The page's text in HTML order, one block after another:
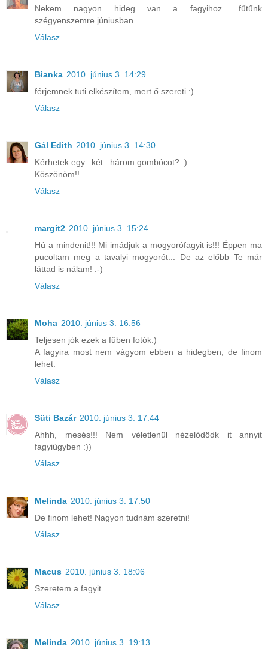
Nekem nagyon hideg van a fagyihoz.. fűtűnk
szégyenszemre júniusban...
Válasz
Bianka 2010. június 3. 14:29
férjemnek tuti elkészítem, mert ő szereti :)
Válasz
Gál Edith 2010. június 3. 14:30
Kérhetek egy...két...három gombócot? :)
Köszönöm!!
Válasz
margit2 2010. június 3. 15:24
Hú a mindenit!!! Mi imádjuk a mogyorófagyit is!!! Éppen ma
pucoltam meg a tavalyi mogyorót... De az előbb Te már
láttad is nálam! :-)
Válasz
Moha 2010. június 3. 16:56
Teljesen jók ezek a fűben fotók:)
A fagyira most nem vágyom ebben a hidegben, de finom
lehet.
Válasz
Süti Bazár 2010. június 3. 17:44
Ahhh, mesés!!! Nem véletlenül nézelődödk it annyit
fagyiügyben :))
Válasz
Melinda 2010. június 3. 17:50
De finom lehet! Nagyon tudnám szeretni!
Válasz
Macus 2010. június 3. 18:06
Szeretem a fagyit...
Válasz
Melinda 2010. június 3. 19:13